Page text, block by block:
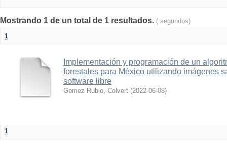
Mostrando 1 de un total de 1 resultados. ( segundos)
1
Implementación y programación de un
forestales para México utilizando imágenes
software libre
Gomez Rubio, Colvert (2022-06-08)
1